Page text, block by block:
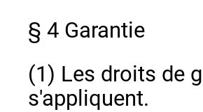
§ 4 Garantie
(1) Les droits de
s'appliquent.